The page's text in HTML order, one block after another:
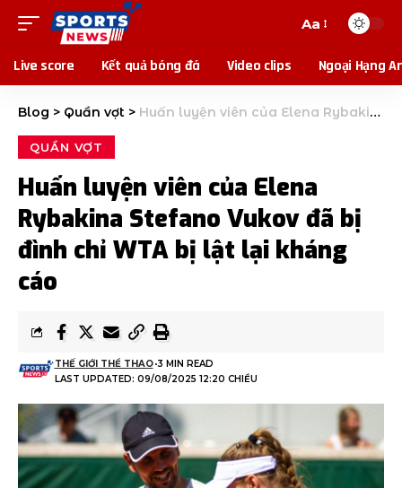
Aa
Live score Kết quả bóng đá Video clips Ngoại Hạng
Blog > Quần vợt > Huấn luyện viên của Elena Rybakina Stefano Vukov đã bị đình chỉ WTA bị lật lại kháng cáo
QUẦN VỢT
Huấn luyện viên của Elena
Rybakina Stefano Vukov đã bị
đình chỉ WTA bị lật lại kháng
cáo
LAST UPDATED: 09/08/2025 12:20 CHIỀU
THẾ GIỚI THỂ THAO 3 MIN READ